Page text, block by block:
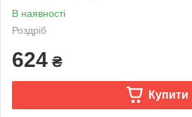
В наявності
Роздріб
624 ₴
Купити